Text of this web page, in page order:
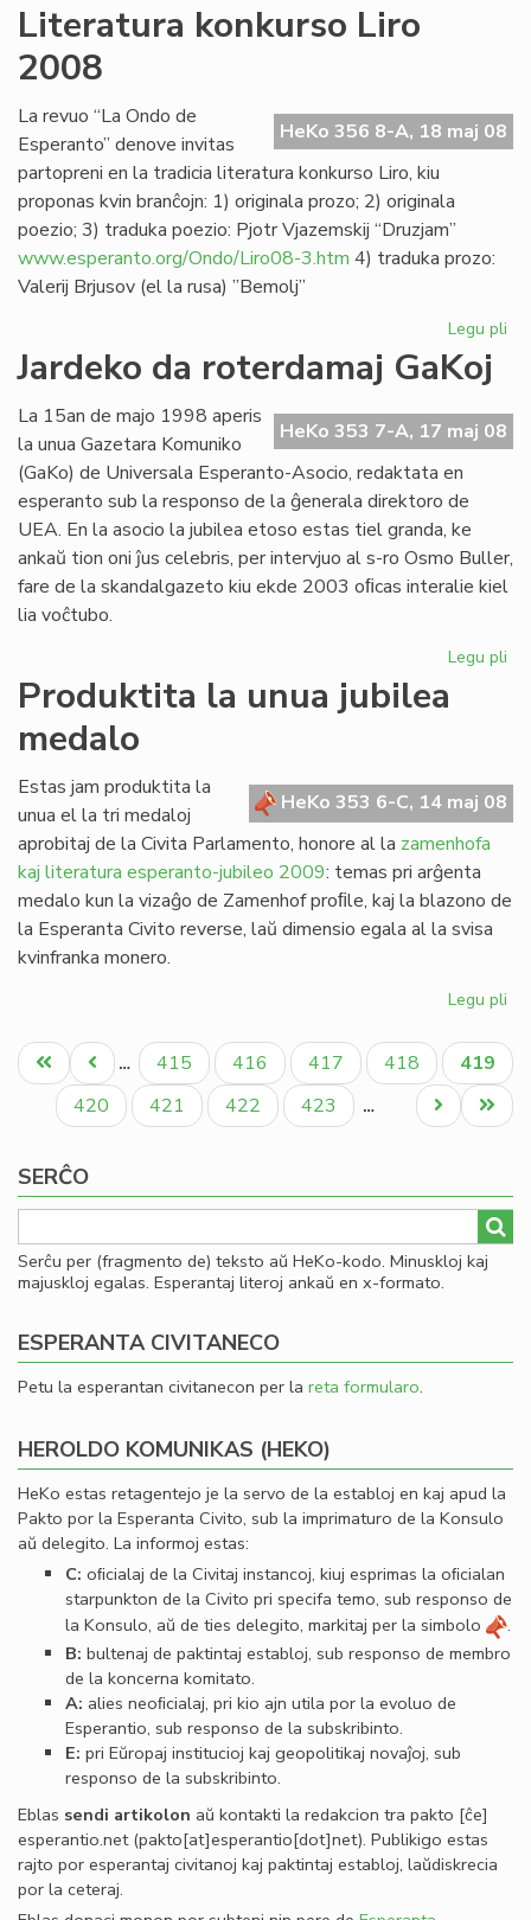
de
Literatura konkurso Liro
2008
HeKo 356 8-A, 18 maj 08
La revuo “La Ondo de
Esperanto” denove invitas
partopreni en la tradicia literatura konkurso Liro, kiu
proponas kvin branĉojn: 1) originala prozo; 2) originala
poezio; 3) traduka poezio: Pjotr Vjazemskij “Druzjam”
www.esperanto.org/Ondo/Liro08-3.htm 4) traduka prozo:
Valerij Brjusov (el la rusa) ”Bemolj”
Legu pli
Jardeko da roterdamaj GaKoj
HeKo 353 7-A, 17 maj 08
La 15an de majo 1998 aperis
la unua Gazetara Komuniko
(GaKo) de Universala Esperanto-Asocio, redaktata en
esperanto sub la responso de la ĝenerala direktoro de
UEA. En la asocio la jubilea etoso estas tiel granda, ke
ankaŭ tion oni ĵus celebris, per intervjuo al s-ro Osmo Buller,
fare de la skandalgazeto kiu ekde 2003 oﬁcas interalie kiel
lia voĉtubo.
Legu pli
Produktita la unua jubilea
medalo
HeKo 353 6-C, 14 maj 08
Estas jam produktita la
unua el la tri medaloj
aprobitaj de la Civita Parlamento, honore al la zamenhofa
kaj literatura esperanto-jubileo 2009: temas pri arĝenta
medalo kun la vizaĝo de Zamenhof proﬁle, kaj la blazono de
la Esperanta Civito reverse, laŭ dimensio egala al la svisa
kvinfranka monero.
Legu pli
la
Pagination
Unua
paĝo
Antaŭa
paĝo
… Paĝo
415 Paĝo
416 Paĝo
417 Paĝo
418
Aktuala
paĝo
419
Paĝo
420 Paĝo
421 Paĝo
422 Paĝo
423 …
Last
page
Next
page
SERĈO
Serĉu per (fragmento de) teksto aŭ HeKo-kodo. Minuskloj kaj
majuskloj egalas. Esperantaj literoj ankaŭ en x-formato.
ESPERANTA CIVITANECO
Petu la esperantan civitanecon per la reta formularo.
HEROLDO KOMUNIKAS (HEKO)
HeKo estas retagentejo je la servo de la establoj en kaj apud la
Pakto por la Esperanta Civito, sub la imprimaturo de la Konsulo
aŭ delegito. La informoj estas:
C: oﬁcialaj de la Civitaj instancoj, kiuj esprimas la oﬁcialan
starpunkton de la Civito pri specifa temo, sub responso de
la Konsulo, aŭ de ties delegito, markitaj per la simbolo
.
B: bultenaj de paktintaj establoj, sub responso de membro
de la koncerna komitato.
A: alies neoﬁcialaj, pri kio ajn utila por la evoluo de
Esperantio, sub responso de la subskribinto.
E: pri Eŭropaj institucioj kaj geopolitikaj novaĵoj, sub
responso de la subskribinto.
Eblas sendi artikolon aŭ kontakti la redakcion tra pakto [ĉe]
esperantio.net(pakto[at]esperantio[dot]net). Publikigo estas
rajto por esperantaj civitanoj kaj paktintaj establoj, laŭdiskrecia
por la ceteraj.